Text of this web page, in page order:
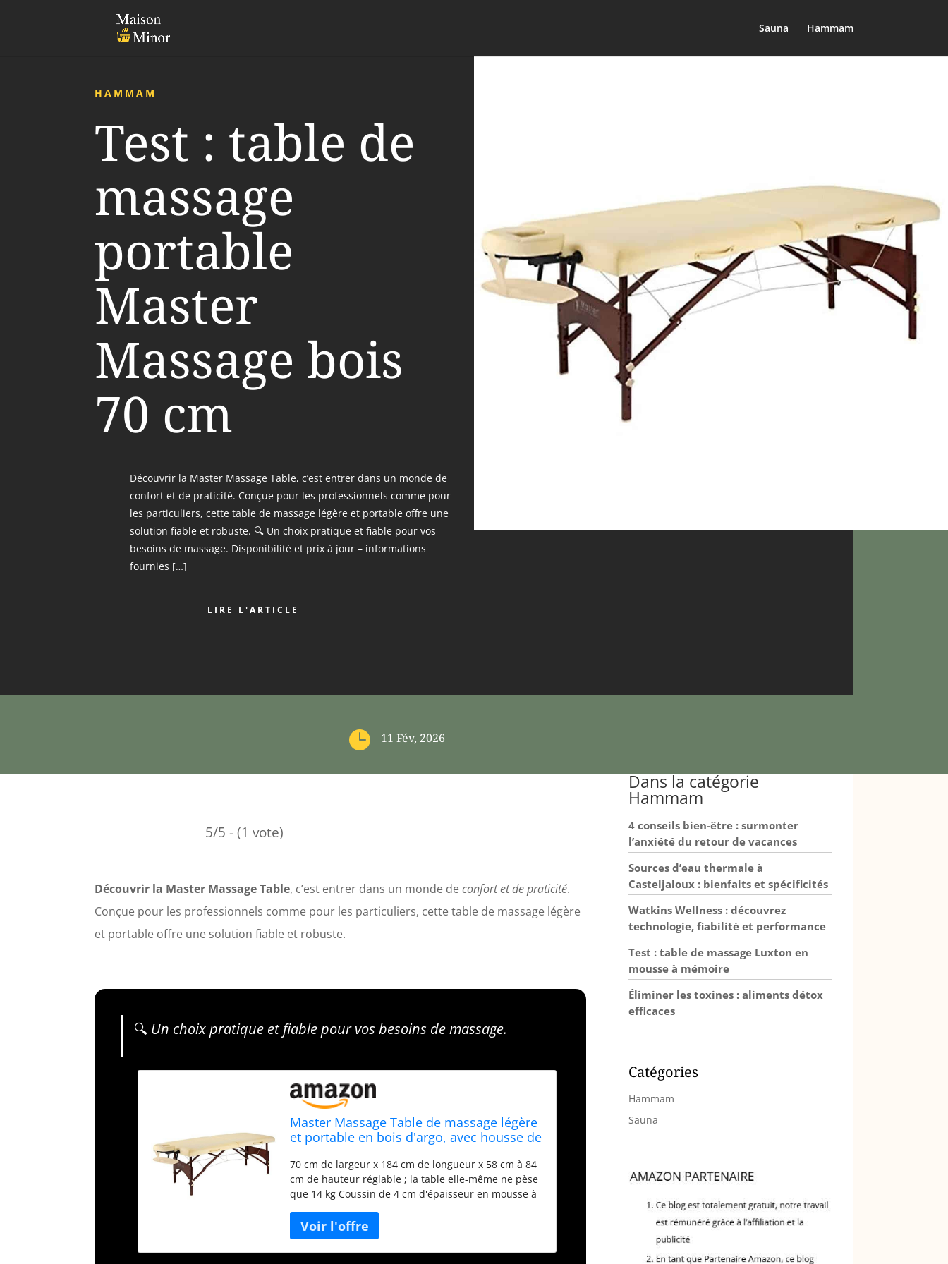
Sauna Hammam
HAMMAM
Test : table de
massage
portable
Master
Massage bois
70 cm
Découvrir la Master Massage Table, c’est entrer dans un monde de
confort et de praticité. Conçue pour les professionnels comme pour
les particuliers, cette table de massage légère et portable offre une
solution fiable et robuste. 🔍 Un choix pratique et fiable pour vos
besoins de massage. Disponibilité et prix à jour – informations
fournies […]
LIRE L'ARTICLE
 11 Fév, 2026
5/5 - (1 vote)
Découvrir la Master Massage Table, c’est entrer dans un monde deconfort et de praticité.
Conçue pour les professionnels comme pour les particuliers, cette table de massage légère
et portable offre une solution fiable et robuste.
🔍 Un choix pratique et fiable pour vos besoins de massage.
Master Massage Table de massage légère
et portable en bois d'argo, avec housse de
70 cm de largeur x 184 cm de longueur x 58 cm à 84
cm de hauteur réglable ; la table elle-même ne pèse
que 14 kg Coussin de 4 cm d'épaisseur en mousse à
petites cellules multicouches – densité plus élevée
que la mousse ordinaire Tous les bois sont sans
formaldéhyde ni cancérigène – Répond à la stricte loi
California Air Resources Board (CARB). Le revêtement
Dans la catégorie
Hammam
4 conseils bien-être : surmonter
l’anxiété du retour de vacances
Sources d’eau thermale à
Casteljaloux : bienfaits et spécificités
Watkins Wellness : découvrez
technologie, fiabilité et performance
Test : table de massage Luxton en
mousse à mémoire
Éliminer les toxines : aliments détox
efficaces
Catégories
Hammam
Sauna